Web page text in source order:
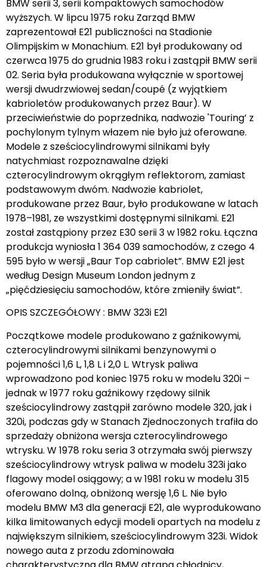
BMW serii 3, serii kompaktowych samochodów
wyższych. W lipcu 1975 roku Zarząd BMW
zaprezentował E21 publiczności na Stadionie
Olimpijskim w Monachium. E21 był produkowany od
czerwca 1975 do grudnia 1983 roku i zastąpił BMW serii
02. Seria była produkowana wyłącznie w sportowej
wersji dwudrzwiowej sedan/coupé (z wyjątkiem
kabrioletów produkowanych przez Baur). W
przeciwieństwie do poprzednika, nadwozie 'Touring’ z
pochylonym tylnym włazem nie było już oferowane.
Modele z sześciocylindrowymi silnikami były
natychmiast rozpoznawalne dzięki
czterocylindrowym okrągłym reflektorom, zamiast
podstawowym dwóm. Nadwozie kabriolet,
produkowane przez Baur, było produkowane w latach
1978–1981, ze wszystkimi dostępnymi silnikami. E21
został zastąpiony przez E30 serii 3 w 1982 roku. Łączna
produkcja wyniosła 1 364 039 samochodów, z czego 4
595 było w wersji „Baur Top cabriolet”. BMW E21 jest
według Design Museum London jednym z
„pięćdziesięciu samochodów, które zmieniły świat”.
OPIS SZCZEGÓŁOWY : BMW 323i E21
Początkowe modele produkowano z gaźnikowymi,
czterocylindrowymi silnikami benzynowymi o
pojemności 1,6 L, 1,8 L i 2,0 L. Wtrysk paliwa
wprowadzono pod koniec 1975 roku w modelu 320i –
jednak w 1977 roku gaźnikowy rzędowy silnik
sześciocylindrowy zastąpił zarówno modele 320, jak i
320i, podczas gdy w Stanach Zjednoczonych trafiła do
sprzedaży obniżona wersja czterocylindrowego
wtrysku. W 1978 roku seria 3 otrzymała swój pierwszy
sześciocylindrowy wtrysk paliwa w modelu 323i jako
flagowy model osiągowy; a w 1981 roku w modelu 315
oferowano dolną, obniżoną wersję 1,6 L. Nie było
modelu BMW M3 dla generacji E21, ale wyprodukowano
kilka limitowanych edycji modeli opartych na modelu z
największym silnikiem, sześciocylindrowym 323i. Widok
nowego auta z przodu zdominowała